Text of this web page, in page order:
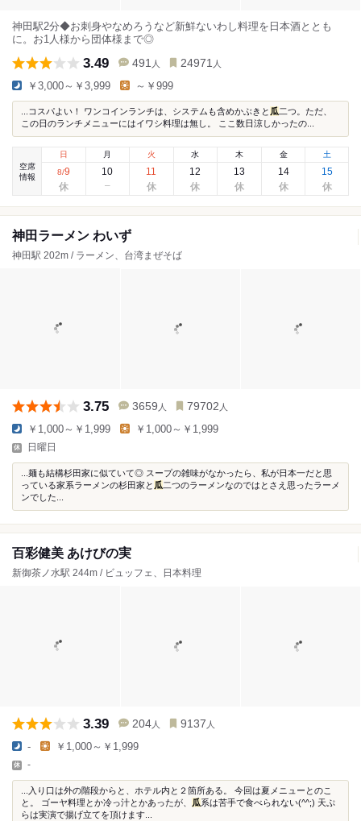
神田駅2分◆お刺身やなめろうなど新鮮ないわし料理を日本酒ととも
に。お1人様から団体様まで◎
3.49 491 人 24971 人
￥3,000～￥3,999 ～￥999
...コスパよい！ ワンコインランチは、システムも含めかぶきと 瓜二つ。ただ、
この日のランチメニューにはイワシ料理は無し。 ここ数日涼しかったの...
空席
情報
日
8/9
月
10
火
11
水
12
木
13
金
14
土
15
神田ラーメン わいず
神田駅 202m / ラーメン、台湾まぜそば
3.75 3659 人 79702 人
￥1,000～￥1,999 ￥1,000～￥1,999
日曜日
...麺も結構杉田家に似ていて◎ スープの雑味がなかったら、私が日本一だと思
っている家系ラーメンの杉田家と 瓜二つのラーメンなのではとさえ思ったラーメ
ンでした...
百彩健美 あけびの実
新御茶ノ水駅 244m / ビュッフェ、日本料理
3.39 204 人 9137 人
- ￥1,000～￥1,999
-
...入り口は外の階段からと、ホテル内と２箇所ある。 今回は夏メニューとのこ
と。 ゴーヤ料理とか冷っ汁とかあったが、
瓜系は苦手で食べられない(^^;) 天ぷ
らは実演で揚げ立てを頂けます...